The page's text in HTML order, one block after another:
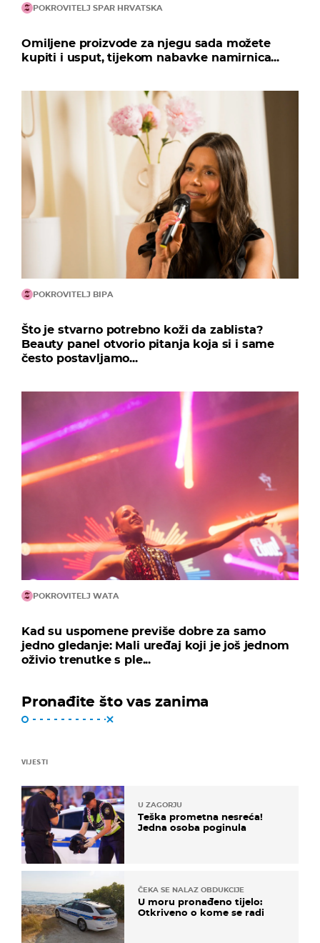
POKROVITELJ SPAR HRVATSKA
Omiljene proizvode za njegu sada možete
kupiti i usput, tijekom nabavke namirnica...
POKROVITELJ BIPA
Što je stvarno potrebno koži da zablista?
Beauty panel otvorio pitanja koja si i same
često postavljamo...
POKROVITELJ WATA
Kad su uspomene previše dobre za samo
jedno gledanje: Mali uređaj koji je još jednom
oživio trenutke s ple...
Pronađite što vas zanima
VIJESTI
U ZAGORJU
Teška prometna nesreća!
Jedna osoba poginula
ČEKA SE NALAZ OBDUKCIJE
U moru pronađeno tijelo:
Otkriveno o kome se radi